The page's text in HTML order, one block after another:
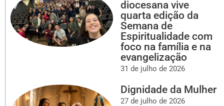
diocesana vive
quarta edição da
Semana de
Espiritualidade com
foco na família e na
evangelização
31 de julho de 2026
Dignidade da Mulher
27 de julho de 2026